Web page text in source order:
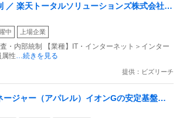
／ 楽天トータルソリューションズ株式会社
ンス支援部 業務統制支援課：ショップコン
（SBCSD）
中 上場企業
・内部統制 【業種】IT・インターネット＞インター
性 …続きを見る
提供：ビズリーチ
ージャー（アパレル）イオンGの安定基盤／